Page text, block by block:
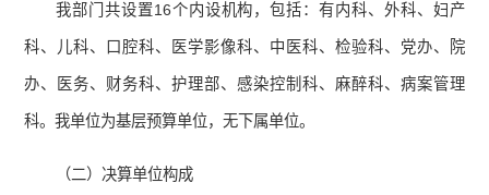
我部门共设置16个内设机构，包括：有内科、外科、妇产
科、儿科、口腔科、医学影像科、中医科、检验科、党办、院
办、医务、财务科、护理部、感染控制科、麻醉科、病案管理
科。我单位为基层预算单位，无下属单位。
（二）决算单位构成